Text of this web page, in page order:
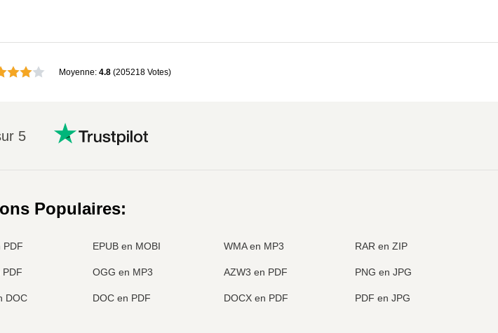
Moyenne: 4.8 (205218 Votes)
5
Populaires:
PDF EPUB en MOBI WMA en MP3 RAR en ZIP
PDF OGG en MP3 AZW3 en PDF PNG en JPG
DOC DOC en PDF DOCX en PDF PDF en JPG